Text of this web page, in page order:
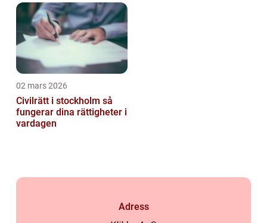
02 mars 2026
Civilrätt i stockholm så
fungerar dina rättigheter i
vardagen
Adress